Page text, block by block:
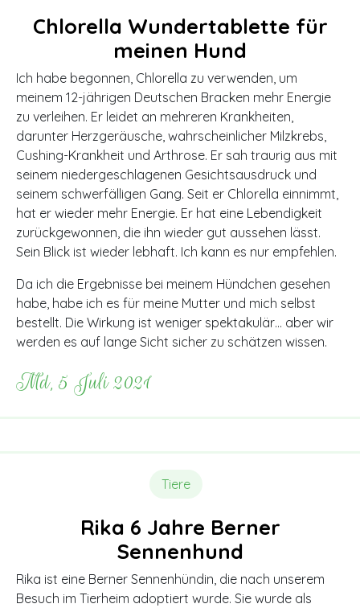
Chlorella Wundertablette für
meinen Hund
Ich habe begonnen, Chlorella zu verwenden, um
meinem 12-jährigen Deutschen Bracken mehr Energie
zu verleihen. Er leidet an mehreren Krankheiten,
darunter Herzgeräusche, wahrscheinlicher Milzkrebs,
Cushing-Krankheit und Arthrose. Er sah traurig aus mit
seinem niedergeschlagenen Gesichtsausdruck und
seinem schwerfälligen Gang. Seit er Chlorella einnimmt,
hat er wieder mehr Energie. Er hat eine Lebendigkeit
zurückgewonnen, die ihn wieder gut aussehen lässt.
Sein Blick ist wieder lebhaft. Ich kann es nur empfehlen.
Da ich die Ergebnisse bei meinem Hündchen gesehen
habe, habe ich es für meine Mutter und mich selbst
bestellt. Die Wirkung ist weniger spektakulär… aber wir
werden es auf lange Sicht sicher zu schätzen wissen.
Md, 5 Juli 2021
Tiere
Rika 6 Jahre Berner
Sennenhund
Rika ist eine Berner Sennenhündin, die nach unserem
Besuch im Tierheim adoptiert wurde. Sie wurde als